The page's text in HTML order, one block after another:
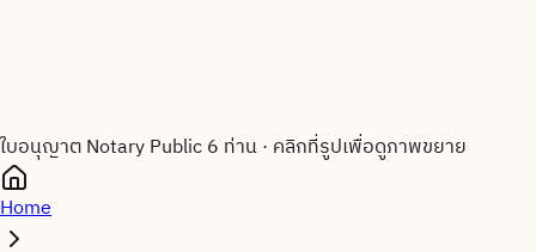
ใบอนุญาต Notary Public 6 ท่าน· คลิกที่รูปเพื่อดูภาพขยาย
Home